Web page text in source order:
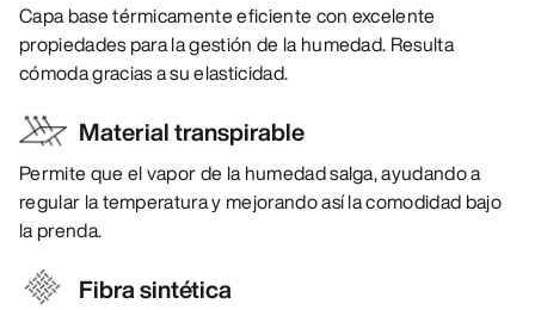
Capa base térmicamente eficiente con excelente
propiedades para la gestión de la humedad. Resulta
cómoda gracias a su elasticidad.
Material transpirable
Permite que el vapor de la humedad salga, ayudando a
regular la temperatura y mejorando así la comodidad bajo
la prenda.
Fibra sintética